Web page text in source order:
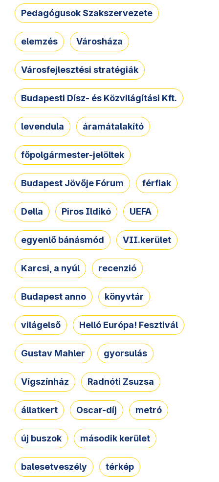
Pedagógusok Szakszervezete
elemzés Városháza
Városfejlesztési stratégiák
Budapesti Dísz- és Közvilágítási Kft.
levendula áramátalakító
főpolgármester-jelöltek
Budapest Jövője Fórum férfiak
Della Piros Ildikó UEFA
egyenlő bánásmód VII.kerület
Karcsi, a nyúl recenzió
Budapest anno könyvtár
világelső Helló Európa! Fesztivál
Gustav Mahler gyorsulás
Vígszínház Radnóti Zsuzsa
állatkert Oscar-díj metró
új buszok második kerület
balesetveszély térkép